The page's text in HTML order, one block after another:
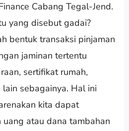
Cabang Tegal-Jend.
yang disebut gadai?
bentuk transaksi pinjaman
jaminan tertentu
sertifikat rumah,
sebagainya. Hal ini
kita dapat
atau dana tambahan